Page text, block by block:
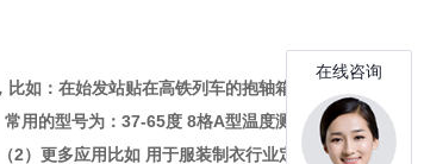
如：在始发站贴在高铁列车的抱轴箱、轴
用的型号为：37-65度 8格A型温度测温纸
2）更多应用比如 用于服装制衣行业定型机